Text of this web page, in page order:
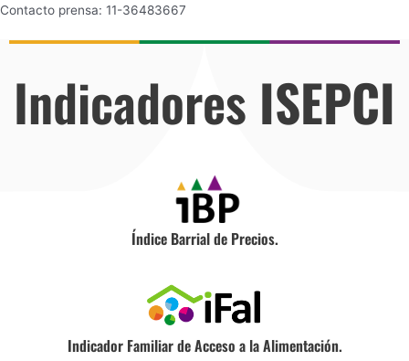
Contacto prensa: 11-36483667
Indicadores ISEPCI
Índice Barrial de Precios.
Indicador Familiar de Acceso a la Alimentación.